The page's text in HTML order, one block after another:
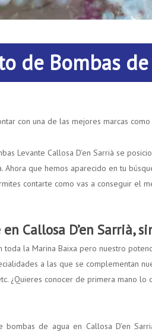
de Bombas de
con una de las mejores marcas
Levante Callosa D’en Sarrià se
Ahora que hemos aparecido en tu
contarte como vas a conseguir el
Callosa D’en Sarrià,
la Marina Baixa pero nuestro
a las que se complementan
¿Quieres conocer de primera mano
bombas de agua en Callosa D’en